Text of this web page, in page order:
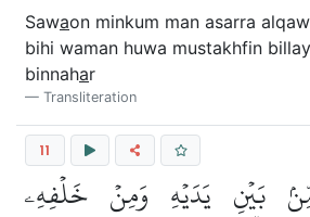
Sawaon minkum man asarra
bihi waman huwa mustakhfin
binnahar
Transliteration
11
بَيۡنِ يَدَيۡهِ وَمِنۡ خَلۡفِهِۦ